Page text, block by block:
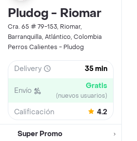
Pludog - Riomar
Cra. 65 # 79-153, Riomar,
Barranquilla, Atlántico, Colombia
Perros Calientes - Pludog
Delivery 35 min
Envío Gratis
(nuevos usuarios)
Calificación 4.2
Super Promo